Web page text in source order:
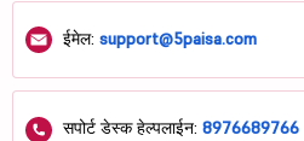
ईमेल: support@5paisa.com
सपोर्ट डेस्क हेल्पलाईन: 8976689766